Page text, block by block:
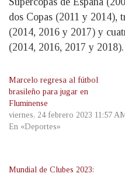
dos Copas (2011 y 2014),
(2014, 2016 y 2017) y
(2014, 2016, 2017 y 2018).
Marcelo regresa al fútbol
brasileño para jugar en
Fluminense
viernes, 24 febrero 2023 11:57
En «Deportes»
Mundial de Clubes 2023: